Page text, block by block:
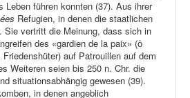
Leben führen konnten (37). Aus ihrer
Refugien, in denen die staatlichen
Sie vertritt die Meinung, dass sich in
des «gardien de la paix» (ὁ
Friedenshüter) auf Patrouillen auf dem
Weiteren seien bis 250 n. Chr. die
situationsabhängig gewesen (39).
in denen angeblich